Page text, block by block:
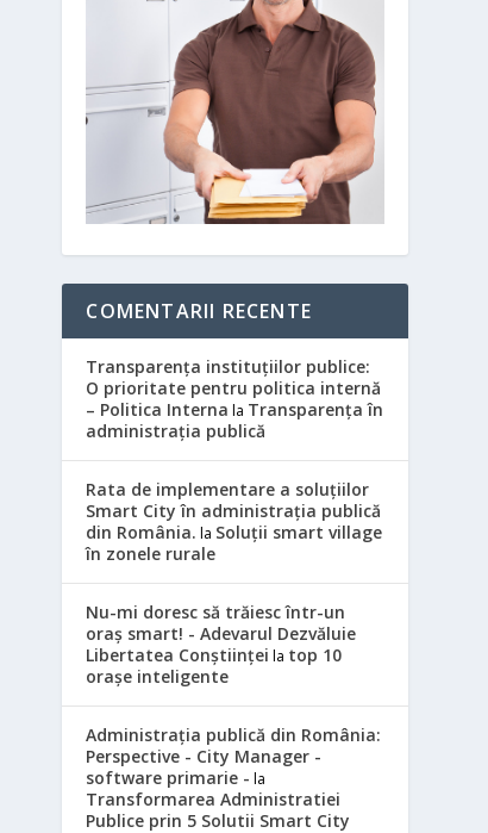
COMENTARII RECENTE
Transparența instituțiilor publice:
O prioritate pentru politica internă
– Politica Interna la Transparența în
administrația publică
Rata de implementare a soluțiilor
Smart City în administrația publică
din România. la Soluții smart village
în zonele rurale
Nu-mi doresc să trăiesc într-un
oraș smart! - Adevarul Dezvăluie
Libertatea Conștiinței la top 10
orașe inteligente
Administrația publică din România:
Perspective - City Manager -
software primarie - la
Transformarea Administratiei
Publice prin 5 Solutii Smart City